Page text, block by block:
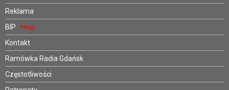
Reklama
BIP
Kontakt
Ramówka Radia Gdańsk
Częstotliwości